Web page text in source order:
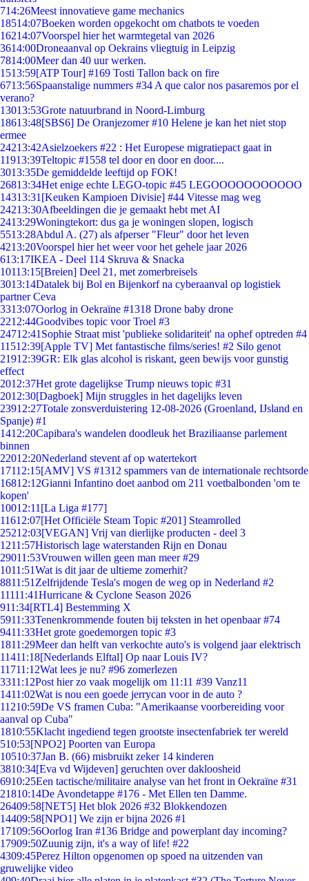
714:26Meest innovatieve game mechanics
18514:07Boeken worden opgekocht om chatbots te voeden
16214:07Voorspel hier het warmtegetal van 2026
3614:00Droneaanval op Oekrains vliegtuig in Leipzig
7814:00Meer dan 40 uur werken.
1513:59[ATP Tour] #169 Tosti Tallon back on fire
6713:56Spaanstalige nummers #34 A que calor nos pasaremos por el
verano?
13013:53Grote natuurbrand in Noord-Limburg
18613:48[SBS6] De Oranjezomer #10 Helene je kan het niet stop
ermee
24213:42Asielzoekers #22 : Het Europese migratiepact gaat in
11913:39Teltopic #1558 tel door en door en door....
3013:35De gemiddelde leeftijd op FOK!
26813:34Het enige echte LEGO-topic #45 LEGOOOOOOOOOOO
14313:31 [Keuken Kampioen Divisie] #44 Vitesse mag weg
24213:30Afbeeldingen die je gemaakt hebt met AI
2413:29Woningtekort: dus ga je woningen slopen, logisch
5513:28Abdul A. (27) als afperser "Fleur" door het leven
4213:20Voorspel hier het weer voor het gehele jaar 2026
613:17IKEA - Deel 114 Skruva & Snacka
10113:15[Breien] Deel 21, met zomerbreisels
3013:14Datalek bij Bol en Bijenkorf na cyberaanval op logistiek
partner Ceva
3313:07Oorlog in Oekraïne #1318 Drone baby drone
2212:44Goodvibes topic voor Troel #3
24712:41 Sophie Straat mist 'publieke solidariteit' na ophef optreden #4
11512:39[Apple TV] Met fantastische films/series! #2 Silo genot
21912:39GR: Elk glas alcohol is riskant, geen bewijs voor gunstig
effect
2012:37Het grote dagelijkse Trump nieuws topic #31
2012:30[Dagboek] Mijn struggles in het dagelijks leven
23912:27Totale zonsverduistering 12-08-2026 (Groenland, IJsland en
Spanje) #1
1412:20Capibara's wandelen doodleuk het Braziliaanse parlement
binnen
22012:20Nederland stevent af op watertekort
17112:15[AMV] VS #1312 spammers van de internationale rechtsorde
16812:12Gianni Infantino doet aanbod om 211 voetbalbonden 'om te
kopen'
10012:11 [La Liga #177]
11612:07[Het Officiële Steam Topic #201] Steamrolled
25212:03[VEGAN] Vrij van dierlijke producten - deel 3
1211:57Historisch lage waterstanden Rijn en Donau
29011:53Vrouwen willen geen man meer #29
1011:51Wat is dit jaar de ultieme zomerhit?
8811:51 Zelfrijdende Tesla's mogen de weg op in Nederland #2
11111:41Hurricane & Cyclone Season 2026
911:34[RTL4] Bestemming X
5911:33Tenenkrommende fouten bij teksten in het openbaar #74
9411:33Het grote goedemorgen topic #3
1811:29Meer dan helft van verkochte auto's is volgend jaar elektrisch
11411:18[Nederlands Elftal] Op naar Louis IV?
11711:12Wat lees je nu? #96 zomerlezen
3311:12Post hier zo vaak mogelijk om 11:11 #39 Vanz11
1411:02Wat is nou een goede jerrycan voor in de auto ?
11210:59De VS framen Cuba: "Amerikaanse voorbereiding voor
aanval op Cuba"
1810:55Klacht ingediend tegen grootste insectenfabriek ter wereld
510:53[NPO2] Poorten van Europa
10510:37Jan B. (66) misbruikt zeker 14 kinderen
3810:34[Eva vd Wijdeven] geruchten over dakloosheid
6910:25Een tactische/militaire analyse van het front in Oekraïne #31
21810:14De Avondetappe #176 - Met Ellen ten Damme.
26409:58[NET5] Het blok 2026 #32 Blokkendozen
14409:58[NPO1] We zijn er bijna 2026 #1
17109:56Oorlog Iran #136 Bridge and powerplant day incoming?
17909:50Zuunig zijn, it's a way of life! #22
4309:45Perez Hilton opgenomen op spoed na uitzenden van
gruwelijke video